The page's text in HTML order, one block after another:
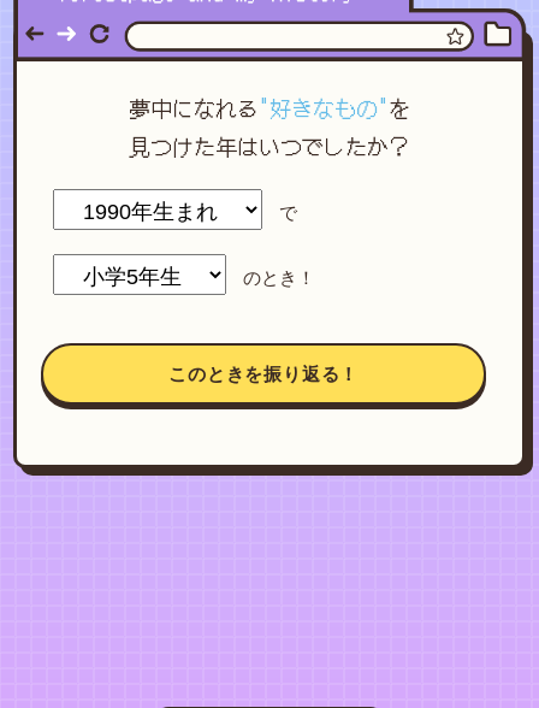
夢中になれる"好きなもの"を
見つけた年はいつでしたか？
で
のとき！
このときを振り返る！